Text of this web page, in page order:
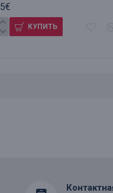
КУПИТЬ